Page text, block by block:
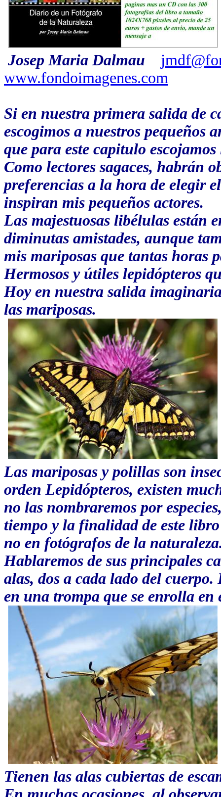
Josep Maria Dalmau
www.fondoimagenes.com
Si en nuestra primera salida de
escogimos a nuestros pequeños
que para este capitulo
Como lectores sagaces, habrán
preferencias a la hora de elegir
inspiran mis pequeños actores.
Las majestuosas libélulas están
diminutas amistades, aunque
mis mariposas que tantas horas
Hermosos y útiles lepidópteros
Hoy en nuestra salida
las mariposas.
Las mariposas y polillas son
orden Lepidópteros, existen
no las nombraremos por
tiempo y la finalidad de este
no en fotógrafos de la
Hablaremos de sus principales
alas, dos a cada lado del
en una trompa que se enrolla
Tienen las alas cubiertas de